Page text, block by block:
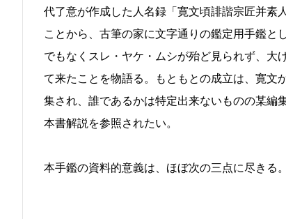
代了意が作成した人名録「寛文頃誹諧宗匠并素
ことから、古筆の家に文字通りの鑑定用手鑑と
でもなくスレ・ヤケ・ムシが殆ど見られず、大
て来たことを物語る。もともとの成立は、寛文
集され、誰であるかは特定出来ないものの某編
本書解説を参照されたい。
本手鑑の資料的意義は、ほぼ次の三点に尽きる。